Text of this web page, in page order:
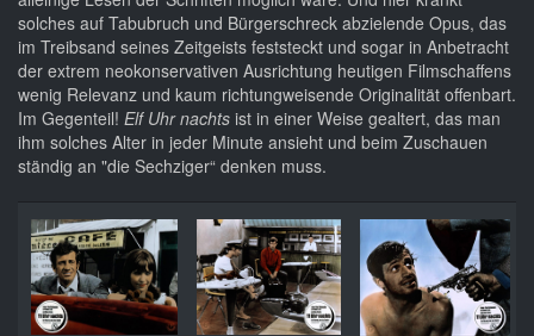
solches auf Tabubruch und Bürgerschreck abzielende Opus, das
im Treibsand seines Zeitgeists feststeckt und sogar in Anbetracht
der extrem neokonservativen Ausrichtung heutigen Filmschaffens
wenig Relevanz und kaum richtungweisende Originalität offenbart.
Im Gegenteil! Elf Uhr nachts ist in einer Weise gealtert, das man
ihm solches Alter in jeder Minute ansieht und beim Zuschauen
ständig an "die Sechziger“ denken muss.